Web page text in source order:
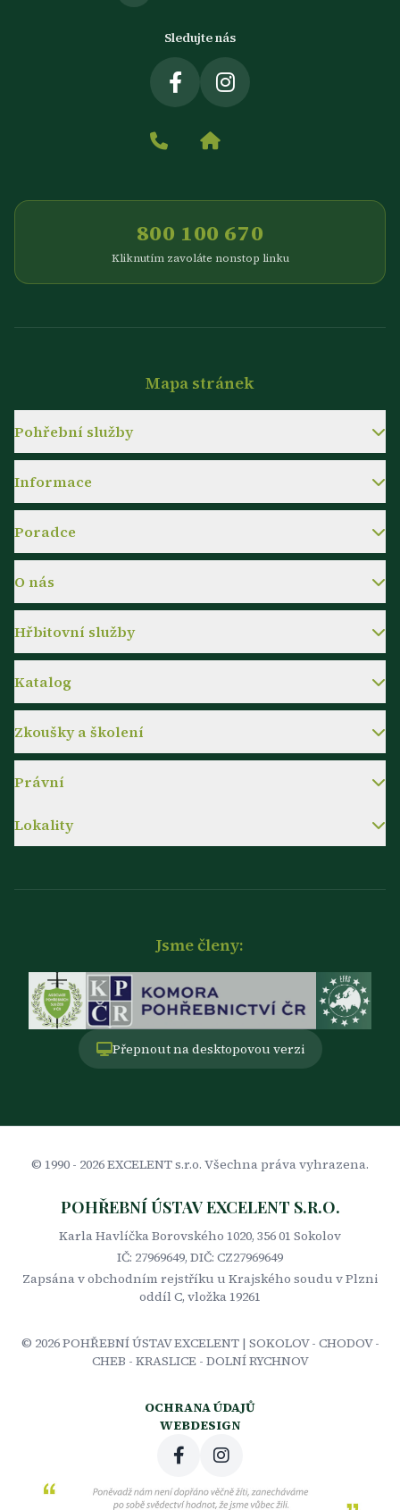
Sledujte nás
800 100 670
Kliknutím zavoláte nonstop linku
Mapa stránek
Pohřební služby
Informace
Poradce
O nás
Hřbitovní služby
Katalog
Zkoušky a školení
Právní
Lokality
Jsme členy:
Přepnout na desktopovou verzi
© 1990 - 2026EXCELENT s.r.o. Všechna práva vyhrazena.
POHŘEBNÍ ÚSTAV EXCELENT S.R.O.
Karla Havlíčka Borovského 1020, 356 01 Sokolov
IČ: 27969649, DIČ: CZ27969649
Zapsána v obchodním rejstříku u Krajského soudu v Plzni
oddíl C, vložka 19261
© 2026POHŘEBNÍ ÚSTAV EXCELENT | SOKOLOV - CHODOV -
CHEB - KRASLICE - DOLNÍ RYCHNOV
OCHRANA ÚDAJŮ
WEBDESIGN